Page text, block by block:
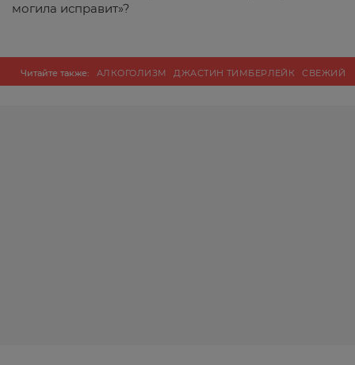
могила исправит»?
Читайте также: АЛКОГОЛИЗМ ДЖАСТИН ТИМБЕРЛЕЙК
СВЕЖИЙ